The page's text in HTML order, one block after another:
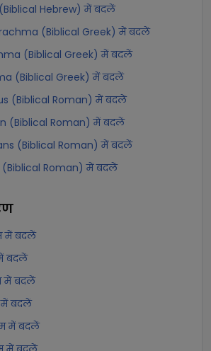
Hebrew) में बदलें
(Biblical Greek) में बदलें
(Biblical Greek) में बदलें
(Biblical Greek) में बदलें
(Biblical Roman) में बदलें
(Biblical Roman) में बदलें
(Biblical Roman) में बदलें
(Biblical Roman) में बदलें
में बदलें
में बदलें
में बदलें
में बदलें
में बदलें